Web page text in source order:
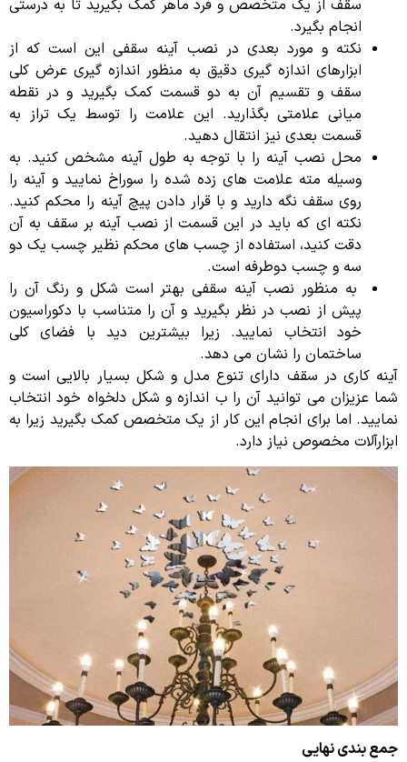
سقف از یک متخصص و فرد ماهر کمک بگیرید تا به درستی
انجام بگیرد.
نکته و مورد بعدی در نصب آینه سقفی این است که از
ابزارهای اندازه گیری دقیق به منظور اندازه گیری عرض کلی
سقف و تقسیم آن به دو قسمت کمک بگیرید و در نقطه
میانی علامتی بگذارید. این علامت را توسط یک تراز به
قسمت بعدی نیز انتقال دهید.
محل نصب آینه را با توجه به طول آینه مشخص کنید. به
وسیله مته علامت های زده شده را سوراخ نمایید و آینه را
روی سقف نگه دارید و با قرار دادن پیچ آینه را محکم کنید.
نکته ای که باید در این قسمت از نصب آینه بر سقف به آن
دقت کنید، استفاده از چسب های محکم نظیر چسب یک دو
سه و چسب دوطرفه است.
به منظور نصب آینه سقفی بهتر است شکل و رنگ آن را
پیش از نصب در نظر بگیرید و آن را متناسب با دکوراسیون
خود انتخاب نمایید. زیرا بیشترین دید با فضای کلی
ساختمان را نشان می دهد.
آینه کاری در سقف دارای تنوع مدل و شکل بسیار بالایی است و
شما عزیزان می توانید آن را ب اندازه و شکل دلخواه خود انتخاب
نمایید. اما برای انجام این کار از یک متخصص کمک بگیرید زیرا به
ابزارآلات مخصوص نیاز دارد.
جمع بندی نهایی